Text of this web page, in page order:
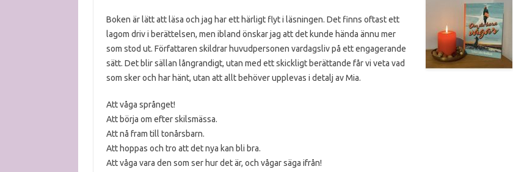
Boken är lätt att läsa och jag har ett härligt flyt i läsningen. Det finns oftast ett
lagom driv i berättelsen, men ibland önskar jag att det kunde hända ännu mer
som stod ut. Författaren skildrar huvudpersonen vardagsliv på ett engagerande
sätt. Det blir sällan långrandigt, utan med ett skickligt berättande får vi veta vad
som sker och har hänt, utan att allt behöver upplevas i detalj av Mia.
Att våga språnget!
Att börja om efter skilsmässa.
Att nå fram till tonårsbarn.
Att hoppas och tro att det nya kan bli bra.
Att våga vara den som ser hur det är, och vågar säga ifrån!